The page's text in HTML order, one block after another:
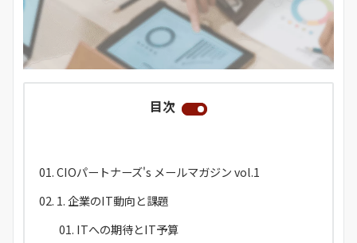
目次
CIOパートナーズ's メールマガジン vol.1
1. 企業のIT動向と課題
ITへの期待とIT予算